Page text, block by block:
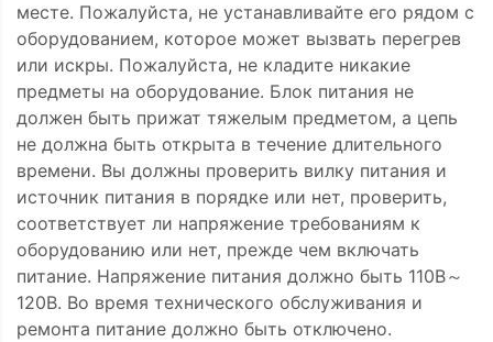
месте. Пожалуйста, не устанавливайте его рядом с
оборудованием, которое может вызвать перегрев
или искры. Пожалуйста, не кладите никакие
предметы на оборудование. Блок питания не
должен быть прижат тяжелым предметом, а цепь
не должна быть открыта в течение длительного
времени. Вы должны проверить вилку питания и
источник питания в порядке или нет, проверить,
соответствует ли напряжение требованиям к
оборудованию или нет, прежде чем включать
питание. Напряжение питания должно быть 110В～
120В. Во время технического обслуживания и
ремонта питание должно быть отключено.